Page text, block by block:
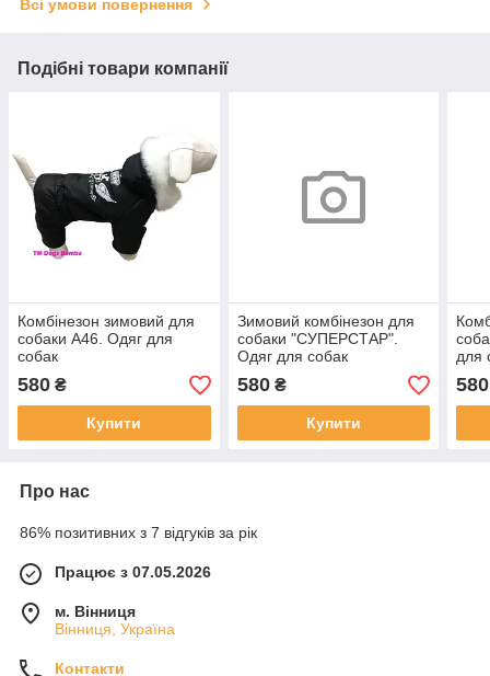
Всі умови повернення
Подібні товари компанії
Комбінезон зимовий для
собаки А46. Одяг для
собак
580 ₴
Купити
Зимовий комбінезон для
собаки "СУПЕРСТАР".
Одяг для собак
580₴
Купити
для
580
Про нас
86% позитивних з 7 відгуків за рік
Працює з 07.05.2026
м. Вінниця
Вінниця, Україна
Контакти